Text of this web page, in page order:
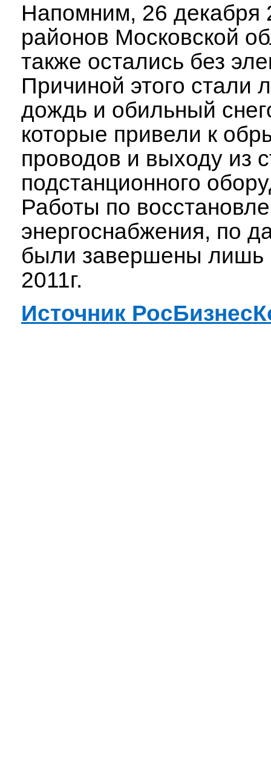
Напомним, 26 декабря
районов Московской
также остались без
Причиной этого стали
дождь и обильный
которые привели к
проводов и выходу из
подстанционного
Работы по
энергоснабжения, по
были завершены лишь
2011г.
Источник